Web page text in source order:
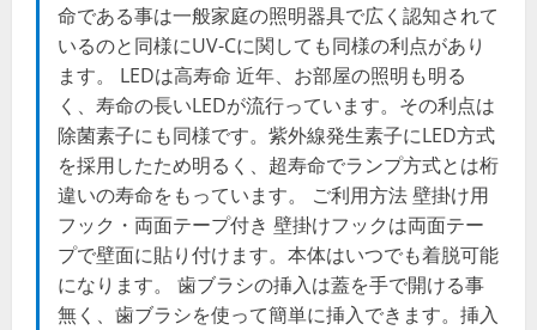
命である事は一般家庭の照明器具で広く認知されて
いるのと同様にUV-Cに関しても同様の利点があり
ます。 LEDは高寿命 近年、お部屋の照明も明る
く、寿命の長いLEDが流行っています。その利点は
除菌素子にも同様です。紫外線発生素子にLED方式
を採用したため明るく、超寿命でランプ方式とは桁
違いの寿命をもっています。 ご利用方法 壁掛け用
フック・両面テープ付き 壁掛けフックは両面テー
プで壁面に貼り付けます。本体はいつでも着脱可能
になります。 歯ブラシの挿入は蓋を手で開ける事
無く、歯ブラシを使って簡単に挿入できます。挿入